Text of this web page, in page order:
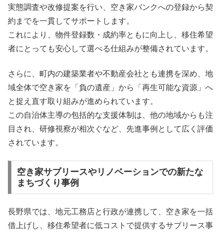
実態調査や改修提案を行い、空き家バンクへの登録から契
約までを一貫してサポートします。
これにより、物件登録数・成約率ともに向上し、移住希望
者にとっても安心して選べる仕組みが整備されています。
さらに、町内の建築業者や不動産会社とも連携を深め、地
域全体で空き家を「負の遺産」から「再生可能な資源」へ
と捉え直す取り組みが進められています。
この自治体主導の包括的な支援体制は、他の地域からも注
目され、研修視察が相次ぐなど、先進事例として広く評価
されています。
空き家サブリースやリノベーションでの新たな
まちづくり事例
長野県では、地元工務店と行政が連携して、空き家を一括
借上げし、移住希望者に低コストで提供するサブリース事